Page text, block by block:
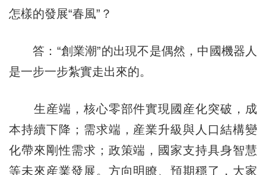
怎樣的發展“春風”？
答：“創業潮”的出現不是偶然，中國機器人
是一步一步紮實走出來的。
生産端，核心零部件實現國産化突破，成
本持續下降；需求端，産業升級與人口結構變
化帶來剛性需求；政策端，國家支持具身智慧
等未來産業發展。方向明瞭、預期穩了，大家